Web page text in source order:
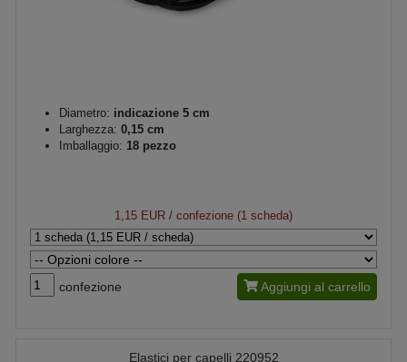
Diametro: indicazione 5 cm
Larghezza: 0,15 cm
Imballaggio: 18 pezzo
1,15 EUR / confezione (1 scheda)
confezione Aggiungi al carrello
Elastici per capelli 220952